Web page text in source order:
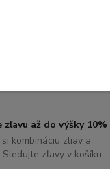
zľavu až do výšky 10%
kombináciu zliav a
zľavy v košíku